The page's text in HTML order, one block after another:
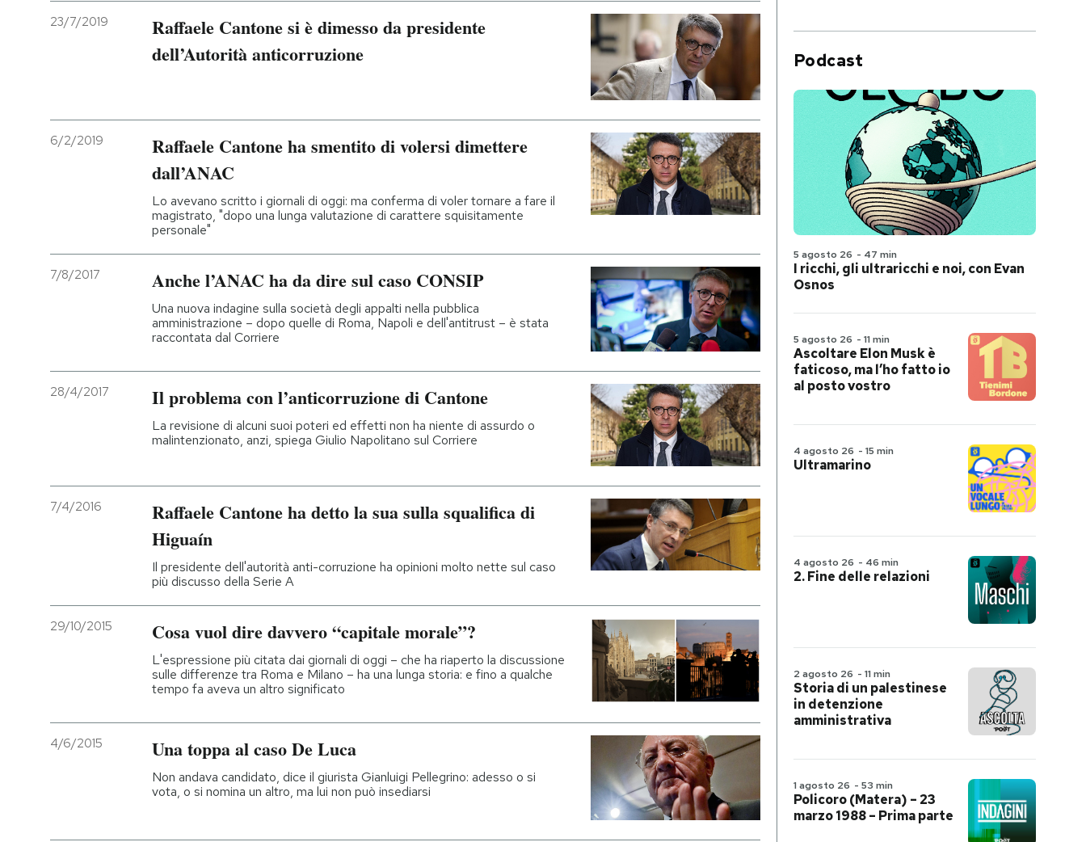
23/7/2019
Raffaele Cantone si è dimesso da presidente
dell’Autorità anticorruzione
6/2/2019
Raffaele Cantone ha smentito di volersi dimettere
dall’ANAC
Lo avevano scritto i giornali di oggi: ma conferma di voler tornare a fare il
magistrato, "dopo una lunga valutazione di carattere squisitamente
personale"
7/8/2017 Anche l’ANAC ha da dire sul caso CONSIP
Una nuova indagine sulla società degli appalti nella pubblica
amministrazione – dopo quelle di Roma, Napoli e dell'antitrust – è stata
raccontata dal Corriere
28/4/2017 Il problema con l’anticorruzione di Cantone
La revisione di alcuni suoi poteri ed effetti non ha niente di assurdo o
malintenzionato, anzi, spiega Giulio Napolitano sul Corriere
7/4/2016
Raffaele Cantone ha detto la sua sulla squalifica di
Higuaín
Il presidente dell'autorità anti-corruzione ha opinioni molto nette sul caso
più discusso della Serie A
29/10/2015 Cosa vuol dire davvero “capitale morale”?
L'espressione più citata dai giornali di oggi – che ha riaperto la discussione
sulle differenze tra Roma e Milano – ha una lunga storia: e fino a qualche
tempo fa aveva un altro significato
4/6/2015 Una toppa al caso De Luca
Non andava candidato, dice il giurista Gianluigi Pellegrino: adesso o si
vota, o si nomina un altro, ma lui non può insediarsi
Podcast
5 agosto 26 - 47 min
I ricchi, gli ultraricchi e noi, con Evan
Osnos
5 agosto 26 - 11 min
Ascoltare Elon Musk è
faticoso, ma l’ho fatto io
al posto vostro
4 agosto 26 - 15 min
Ultramarino
4 agosto 26 - 46 min
2. Fine delle relazioni
2 agosto 26 - 11 min
Storia di un palestinese
in detenzione
amministrativa
1 agosto 26 - 53 min
Policoro (Matera) – 23
marzo 1988 – Prima parte